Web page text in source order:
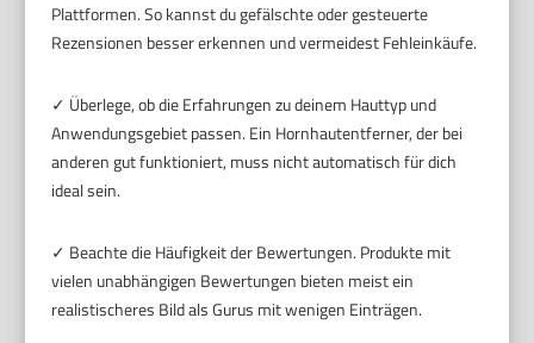
Plattformen. So kannst du gefälschte oder gesteuerte
Rezensionen besser erkennen und vermeidest Fehleinkäufe.
✓ Überlege, ob die Erfahrungen zu deinem Hauttyp und
Anwendungsgebiet passen. Ein Hornhautentferner, der bei
anderen gut funktioniert, muss nicht automatisch für dich
ideal sein.
✓ Beachte die Häufigkeit der Bewertungen. Produkte mit
vielen unabhängigen Bewertungen bieten meist ein
realistischeres Bild als Gurus mit wenigen Einträgen.